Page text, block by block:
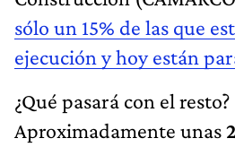
sólo un 15% de las que
ejecución y hoy están
¿Qué pasará con el resto?
Aproximadamente unas